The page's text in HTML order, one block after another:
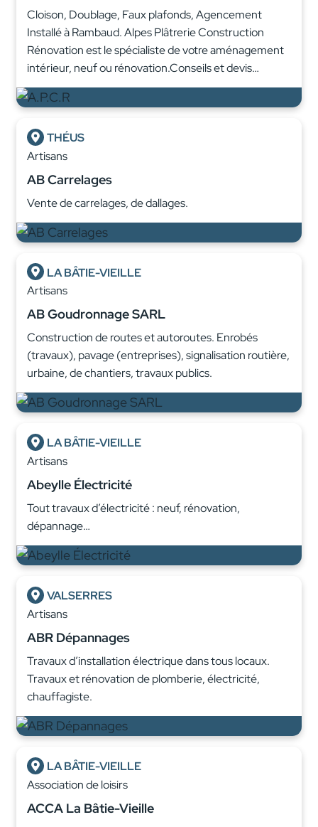
Cloison, Doublage, Faux plafonds, Agencement
Installé à Rambaud. Alpes Plâtrerie Construction
Rénovation est le spécialiste de votre aménagement
intérieur, neuf ou rénovation.Conseils et devis…
THÉUS
Artisans
AB Carrelages
Vente de carrelages, de dallages.
LA BÂTIE-VIEILLE
Artisans
AB Goudronnage SARL
Construction de routes et autoroutes. Enrobés
(travaux), pavage (entreprises), signalisation routière,
urbaine, de chantiers, travaux publics.
LA BÂTIE-VIEILLE
Artisans
Abeylle Électricité
Tout travaux d’électricité : neuf, rénovation,
dépannage…
VALSERRES
Artisans
ABR Dépannages
Travaux d’installation électrique dans tous locaux.
Travaux et rénovation de plomberie, électricité,
chauffagiste.
LA BÂTIE-VIEILLE
Association de loisirs
ACCA La Bâtie-Vieille